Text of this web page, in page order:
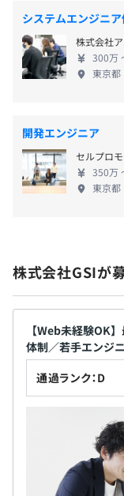
CPU：COREi7～
Gsuiteを利用して
ます。
プロジェクトごと
賞与あり：年2回
昇給、定期昇給あ
無期雇用
試用期間 3 ヶ月
システムエンジニ
株式会社
300万
東京都
開発エンジニア
セルプロ
350万
東京都
株式会社GSIが
【Web未経験OK
体制／若手エンジ
通過ランク：D